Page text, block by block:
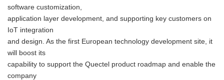
software customization,
application layer development, and supporting key customers on
IoT integration
and design. As the first European technology development site, it
will boost its
capability to support the Quectel product roadmap and enable the
company